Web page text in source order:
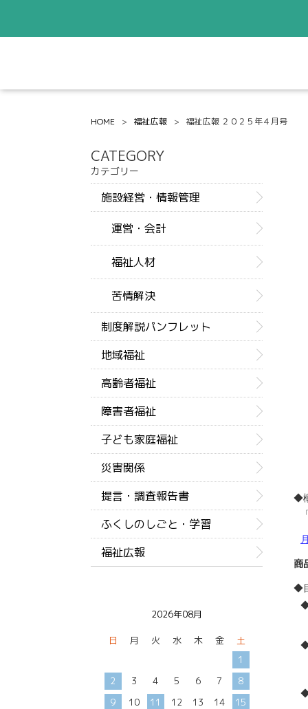
HOME 福祉広報 福祉広報 ２０２５年４月号
◆
商
◆
◆
CATEGORY
カテゴリー
施設経営・情報管理
運営・会計
福祉人材
苦情解決
制度解説パンフレット
地域福祉
高齢者福祉
障害者福祉
子ども家庭福祉
災害関係
提言・調査報告書
ふくしのしごと・学習
福祉広報
2026年08月
日 月 火 水 木 金
土
1
2
3 4 5 6 7
8
9
10 11 12 13 14
15